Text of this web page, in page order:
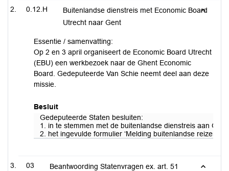
0.12.H
Buitenlandse dienstreis met Economic Board
Utrecht naar Gent
Essentie / samenvatting:
Op 2 en 3 april organiseert de Economic Board Utrecht
(EBU) een werkbezoek naar de Ghent Economic
Board. Gedeputeerde Van Schie neemt deel aan deze
missie.
Besluit
Gedeputeerde Staten besluiten:
1. in te stemmen met de buitenlandse dienstreis aan
2. het ingevulde formulier ‘Melding buitenlandse reizen
03
Beantwoording Statenvragen ex. art. 51